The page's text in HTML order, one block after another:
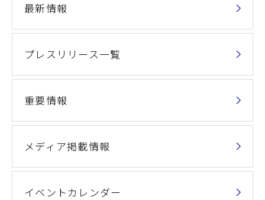
最新情報
プレスリリース一覧
重要情報
メディア掲載情報
イベントカレンダー